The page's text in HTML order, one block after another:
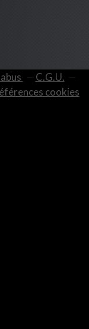
C.G.U.
cookies